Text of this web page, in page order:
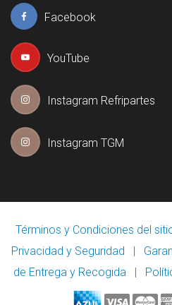
Facebook
YouTube
Instagram Refripartes
Instagram TGM
Términos y Condiciones del
Privacidad y Seguridad |
de Entrega y Recogida |